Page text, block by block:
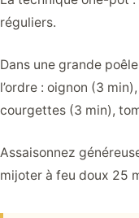
réguliers.
Dans une grande
l’ordre : oignon (3
courgettes (3 min),
Assaisonnez
mijoter à feu doux 25